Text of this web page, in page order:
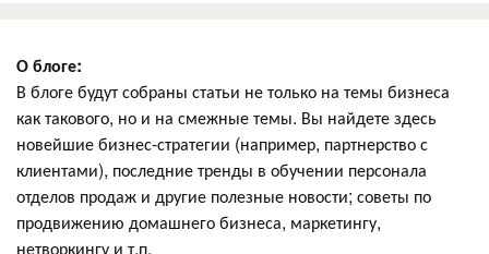
О блоге:
В блоге будут собраны статьи не только на темы бизнеса
как такового, но и на смежные темы. Вы найдете здесь
новейшие бизнес-стратегии (например, партнерство с
клиентами), последние тренды в обучении персонала
отделов продаж и другие полезные новости; советы по
продвижению домашнего бизнеса, маркетингу,
нетворкингу и т.п.